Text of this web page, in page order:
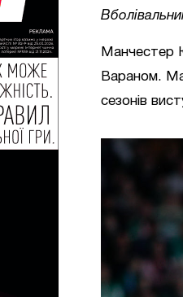
Манчестер
Вараном.
сезонів